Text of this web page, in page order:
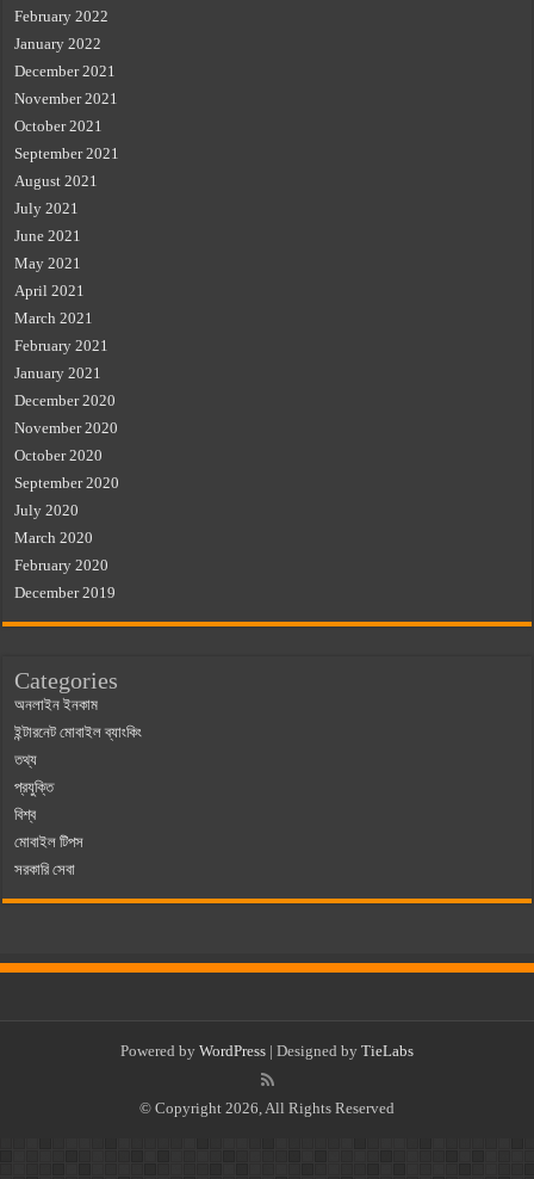
February 2022
January 2022
December 2021
November 2021
October 2021
September 2021
August 2021
July 2021
June 2021
May 2021
April 2021
March 2021
February 2021
January 2021
December 2020
November 2020
October 2020
September 2020
July 2020
March 2020
February 2020
December 2019
Categories
অনলাইন ইনকাম
ইন্টারনেট মোবাইল ব্যাংকিং
তথ্য
প্রযুক্তি
বিশ্ব
মোবাইল টিপস
সরকারি সেবা
Powered by WordPress | Designed by TieLabs
© Copyright 2026, All Rights Reserved